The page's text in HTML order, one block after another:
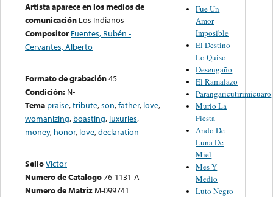
Artista aparece en los medios de
comunicación Los Indianos
Compositor Fuentes, Rubén -
Cervantes, Alberto
Formato de grabación45
Condición: N-
Tema praise,tribute,son,father, love,
womanizing, boasting, luxuries,
money, honor, love,declaration
SelloVictor
Numero de Catalogo76-1131-A
Numero de MatrizM-099741
Fue Un
Amor
Imposible
El Destino
Lo Quiso
Desengaño
El Ramalazo
Parangaricutirimicuaro
Murio La
Fiesta
Ando De
Luna De
Miel
Mes Y
Medio
Luto Negro